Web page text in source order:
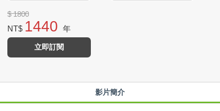
$ 1800
NT$ 1440 年
立即訂閱
影片簡介